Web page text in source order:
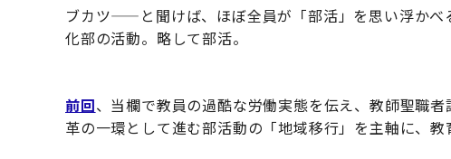
ブカツ——と聞けば、ほぼ全員が「部活」を思い浮かべ
化部の活動。略して部活。
前回、当欄で教員の過酷な労働実態を伝え、教師聖職
革の一環として進む部活動の「地域移行」を主軸に、教